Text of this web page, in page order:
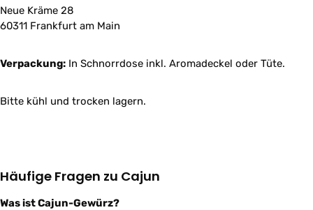
Neue Kräme 28
60311 Frankfurt am Main
Verpackung: In Schnorrdose inkl. Aromadeckel oder Tüte.
Bitte kühl und trocken lagern.
Häufige Fragen zu Cajun
Was ist Cajun-Gewürz?